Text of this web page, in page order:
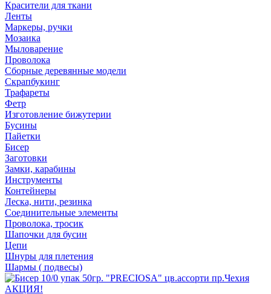
Красители для ткани
Ленты
Маркеры, ручки
Мозаика
Мыловарение
Проволока
Сборные деревянные модели
Скрапбукинг
Трафареты
Фетр
Изготовление бижутерии
Бусины
Пайетки
Бисер
Заготовки
Замки, карабины
Инструменты
Контейнеры
Леска, нити, резинка
Соединительные элементы
Проволока, тросик
Шапочки для бусин
Цепи
Шнуры для плетения
Шармы ( подвесы)